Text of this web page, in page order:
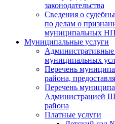
законодательства
Сведения о
по делам о
муниципальных
Муниципальные услуги
Административные
муниципальных
Перечень
района,
Перечень
Администрацией
района
Платные услуги